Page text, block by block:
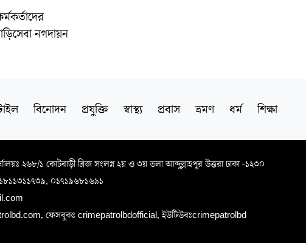
নগদায়ন
বিনোদন প্রযুক্তি স্বাস্থ্য প্রবাস ভ্রমণ ধর্ম শিক্ষা
২৬৮/১ কোটবাড়ী ব্রিজ সংলগ্ন ২য় ও ৩য় তলা আব্দুল্লাহপুর উত্তরা ঢাকা -১২৩০
০১৭১৯৬৮১৬৯১
ফেসবুকঃ crimepatrolbdofficial, ইউটিউবঃcrimepatrolbd